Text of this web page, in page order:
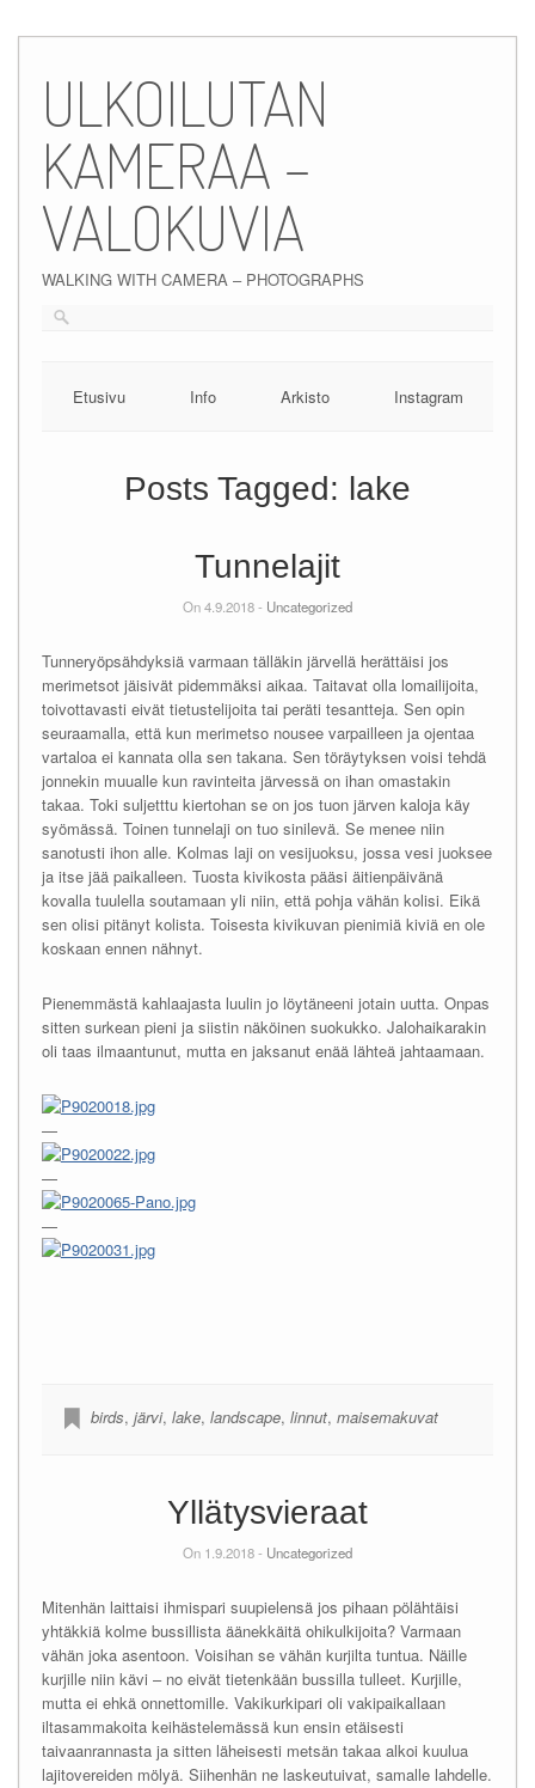
content
ULKOILUTAN
KAMERAA –
VALOKUVIA
WALKING WITH CAMERA – PHOTOGRAPHS
Etusivu Info Arkisto Instagram
Posts Tagged: lake
Tunnelajit
On 4.9.2018 - Uncategorized
Tunneryöpsähdyksiä varmaan tälläkin järvellä herättäisi jos
merimetsot jäisivät pidemmäksi aikaa. Taitavat olla lomailijoita,
toivottavasti eivät tietustelijoita tai peräti tesantteja. Sen opin
seuraamalla, että kun merimetso nousee varpailleen ja ojentaa
vartaloa ei kannata olla sen takana. Sen töräytyksen voisi tehdä
jonnekin muualle kun ravinteita järvessä on ihan omastakin
takaa. Toki suljetttu kiertohan se on jos tuon järven kaloja käy
syömässä. Toinen tunnelaji on tuo sinilevä. Se menee niin
sanotusti ihon alle. Kolmas laji on vesijuoksu, jossa vesi juoksee
ja itse jää paikalleen. Tuosta kivikosta pääsi äitienpäivänä
kovalla tuulella soutamaan yli niin, että pohja vähän kolisi. Eikä
sen olisi pitänyt kolista. Toisesta kivikuvan pienimiä kiviä en ole
koskaan ennen nähnyt.
Pienemmästä kahlaajasta luulin jo löytäneeni jotain uutta. Onpas
sitten surkean pieni ja siistin näköinen suokukko. Jalohaikarakin
oli taas ilmaantunut, mutta en jaksanut enää lähteä jahtaamaan.
—
—
—
birds, järvi, lake, landscape, linnut, maisemakuvat
Yllätysvieraat
On 1.9.2018 - Uncategorized
Mitenhän laittaisi ihmispari suupielensä jos pihaan pölähtäisi
yhtäkkiä kolme bussillista äänekkäitä ohikulkijoita? Varmaan
vähän joka asentoon. Voisihan se vähän kurjilta tuntua. Näille
kurjille niin kävi – no eivät tietenkään bussilla tulleet. Kurjille,
mutta ei ehkä onnettomille. Vakikurkipari oli vakipaikallaan
iltasammakoita keihästelemässä kun ensin etäisesti
taivaanrannasta ja sitten läheisesti metsän takaa alkoi kuulua
lajitovereiden mölyä. Siihenhän ne laskeutuivat, samalle lahdelle.